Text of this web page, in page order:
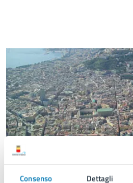
Consenso Dettagli